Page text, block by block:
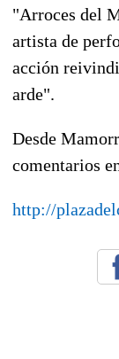
"Arroces del
artista de
acción
arde".
Desde
comentarios
http://